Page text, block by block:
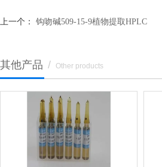
上一个： 钩吻碱509-15-9植物提取HPLC
其他产品 / Other products